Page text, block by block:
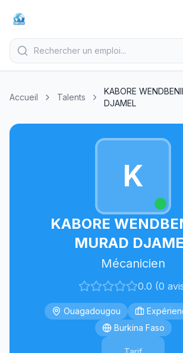
Accueil Talents
KABORE
DJAMEL
K
KABORE
MURAD
Mécanicien
0.0 (0
Ouagadougou
Burkina Faso